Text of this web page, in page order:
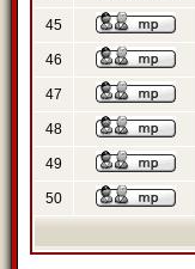
45
46
47
48
49
50